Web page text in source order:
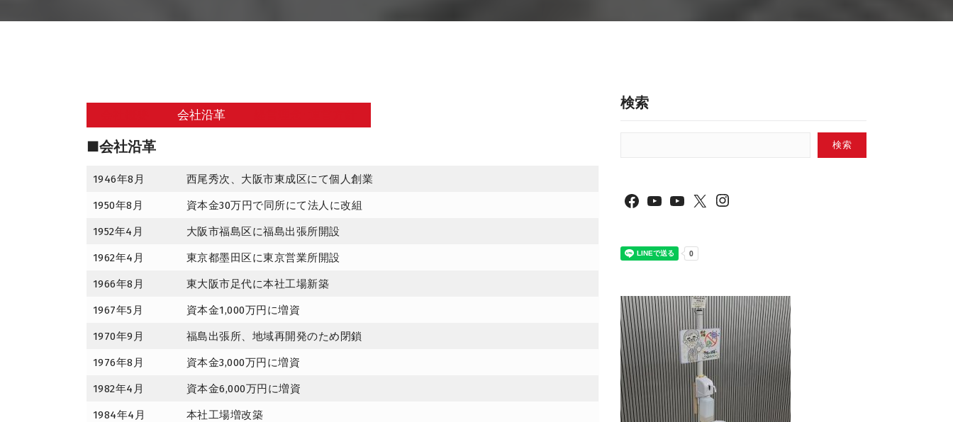
会社沿革
■会社沿革
1946年8月 西尾秀次、大阪市東成区にて個人創業
1950年8月 資本金30万円で同所にて法人に改組
1952年4月 大阪市福島区に福島出張所開設
1962年4月 東京都墨田区に東京営業所開設
1966年8月 東大阪市足代に本社工場新築
1967年5月 資本金1,000万円に増資
1970年9月 福島出張所、地域再開発のため閉鎖
1976年8月 資本金3,000万円に増資
1982年4月 資本金6,000万円に増資
1984年4月 本社工場増改築
検索
検索
Facebook YouTube YouTube X